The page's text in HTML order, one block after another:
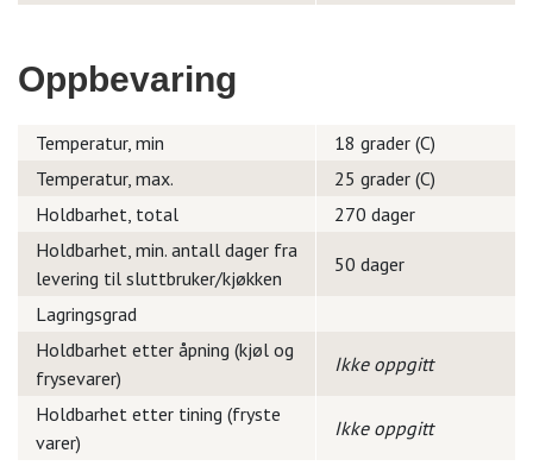
Oppbevaring
Temperatur, min
18 grader (C)
Temperatur, max.
25 grader (C)
Holdbarhet, total
270 dager
Holdbarhet, min. antall dager fra
levering til sluttbruker/kjøkken
50 dager
Lagringsgrad
Holdbarhet etter åpning (kjøl og
frysevarer)
Ikke oppgitt
Holdbarhet etter tining (fryste
varer)
Ikke oppgitt